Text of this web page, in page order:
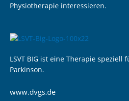
Physiotherapie interessieren.
LSVT BIG ist eine Therapie
Parkinson.
www.dvgs.de